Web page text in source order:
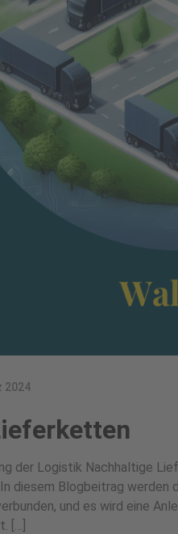
2024
der Logistik Nachhaltige
diesem Blogbeitrag werden
und es wird eine
[…]